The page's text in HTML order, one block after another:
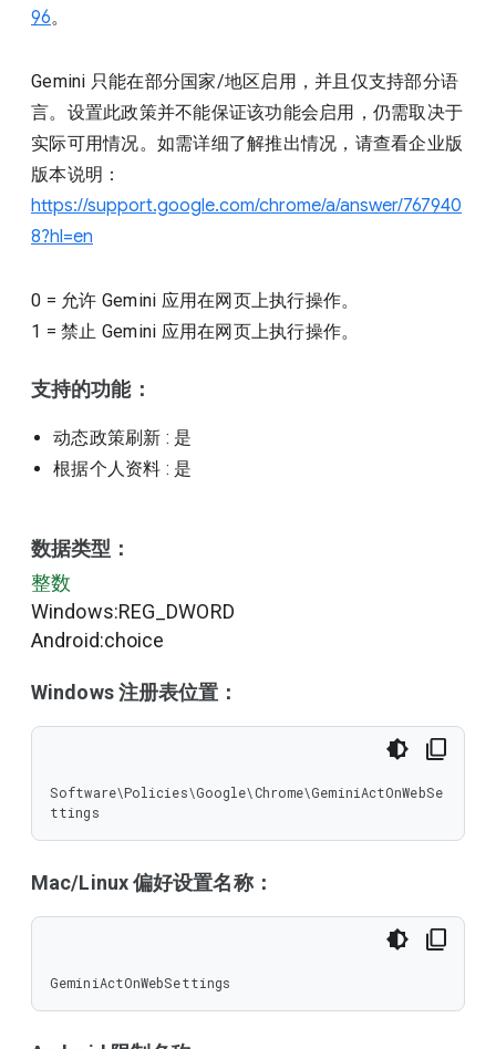
96。
Gemini 只能在部分国家/地区启用，并且仅支持部分语
言。设置此政策并不能保证该功能会启用，仍需取决于
实际可用情况。如需详细了解推出情况，请查看企业版
版本说明：
https://support.google.com/chrome/a/answer/767940
8?hl=en
0 = 允许 Gemini 应用在网页上执行操作。
1 =禁止 Gemini 应用在网页上执行操作。
支持的功能：
动态政策刷新 : 是
根据个人资料 : 是
数据类型：
整数
Windows:REG_DWORD
Android:choice
Windows 注册表位置：
Software\Policies\Google\Chrome\GeminiActOnWebSe
ttings
Mac/Linux 偏好设置名称：
GeminiActOnWebSettings